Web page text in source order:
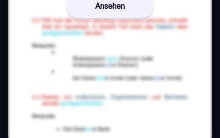
Ansehen